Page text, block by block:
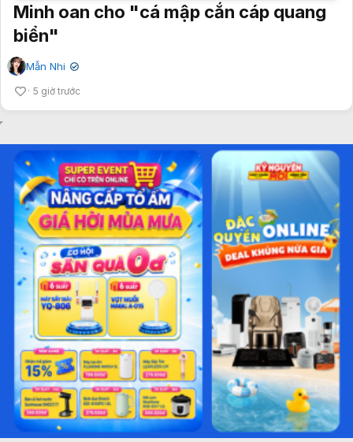
Minh oan cho "cá mập cắn cáp quang
biển"
Mẫn Nhi ✔
5 giờ trước